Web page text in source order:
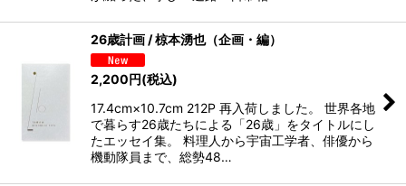
26歳計画 / 椋本湧也（企画・編）
2,200円(税込)
17.4cm×10.7cm 212P 再入荷しました。 世界各地
で暮らす26歳たちによる「26歳」をタイトルにし
たエッセイ集。 料理人から宇宙工学者、俳優から
機動隊員まで、総勢48…